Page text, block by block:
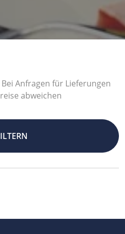
Anfragen für Lieferungen
abweichen